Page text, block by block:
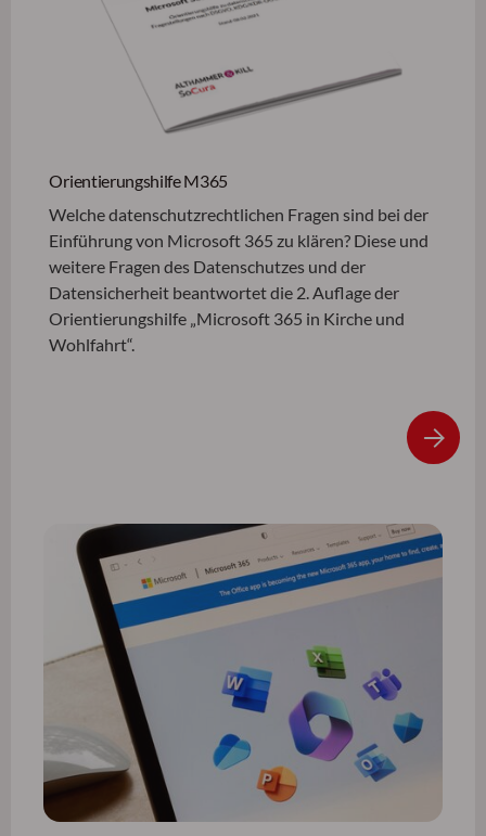
Orientierungshilfe M365
Welche datenschutzrechtlichen Fragen sind bei der
Einführung von Microsoft 365 zu klären? Diese und
weitere Fragen des Datenschutzes und der
Datensicherheit beantwortet die 2. Auflage der
Orientierungshilfe „Microsoft 365 in Kirche und
Wohlfahrt“.